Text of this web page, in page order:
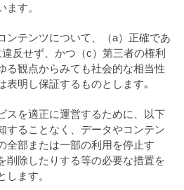
す。
ンテンツについて、（a）正確であ
反せず、かつ（c）第三者の権利
る観点からみても社会的な相当性
表明し保証するものとします｡
スを適正に運営するために、以下
することなく、データやコンテン
全部または一部の利用を停止す
削除したりする等の必要な措置を
ます。